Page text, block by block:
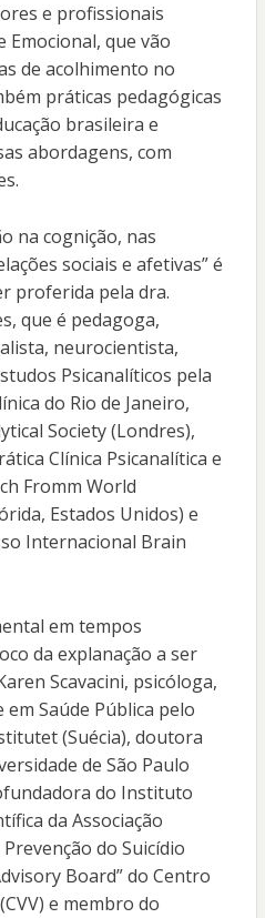
e profissionais
Emocional, que vão
de acolhimento no
práticas pedagógicas
brasileira e
abordagens, com
na cognição, nas
sociais e afetivas” é
proferida pela dra.
que é pedagoga,
neurocientista,
Psicanalíticos pela
do Rio de Janeiro,
Society (Londres),
Clínica Psicanalítica e
Fromm World
Estados Unidos) e
Internacional Brain
em tempos
da explanação a ser
Scavacini, psicóloga,
Saúde Pública pelo
(Suécia), doutora
de São Paulo
do Instituto
da Associação
do Suicídio
Board” do Centro
e membro do